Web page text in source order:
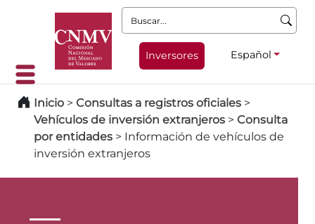
Buscar:
Inversores Español
Inicio > Consultas a registros oficiales >
Vehículos de inversión extranjeros > Consulta
por entidades > Información de vehículos de
inversión extranjeros